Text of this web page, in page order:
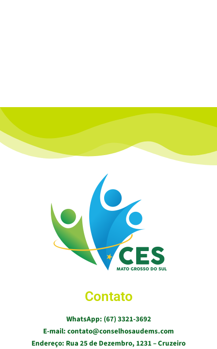
Contato
WhatsApp: (67) 3321-3692
E-mail: contato@conselhosaudems.com
Endereço: Rua 25 de Dezembro, 1231 – Cruzeiro